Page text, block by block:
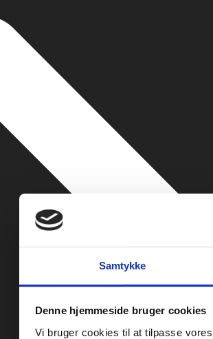
Samtykke
Denne hjemmeside bruger cookies
Vi bruger cookies til at tilpasse